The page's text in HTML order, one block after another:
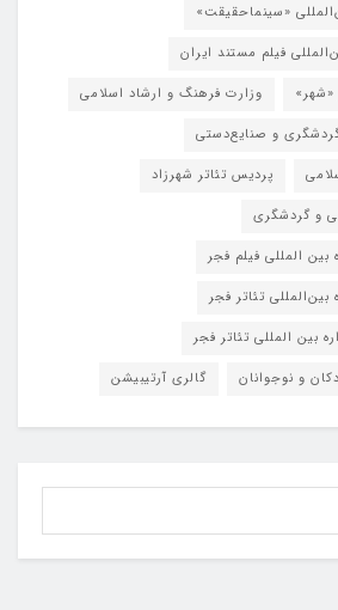
«سینماحقیقت»
فیلم مستند ایران
«شهر»
وزارت فرهنگ و ارشاد اسلامی
و صنایع‌دستی
پردیس تئاتر شهرزاد
و گردشگری
المللی فیلم فجر
تئاتر فجر
بین المللی تئاتر فجر
و نوجوانان
گالری آرتیبیشن